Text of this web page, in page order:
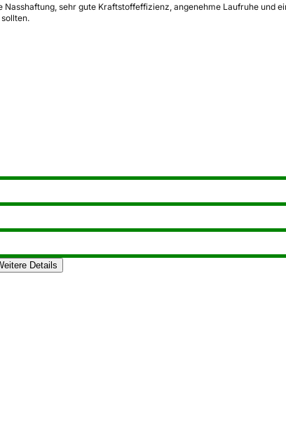
sehr gute Kraftstoffeffizienz, angenehme Laufruhe und
Details